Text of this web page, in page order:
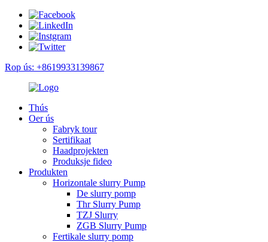
Rop ús: +8619933139867
Thús
Oer ús
Fabryk tour
Sertifikaat
Haadprojekten
Produksje fideo
Produkten
Horizontale slurry Pump
De slurry pomp
Thr Slurry Pump
TZJ Slurry
ZGB Slurry Pump
Fertikale slurry pomp